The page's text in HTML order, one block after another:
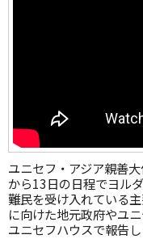
ユニセフ・アジア親善
から13日の日程でヨル
難民を受け入れている
に向けた地元政府やユ
ユニセフハウスで報告し